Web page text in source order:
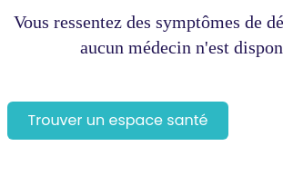
Vous ressentez des symptômes de
aucun médecin n'est